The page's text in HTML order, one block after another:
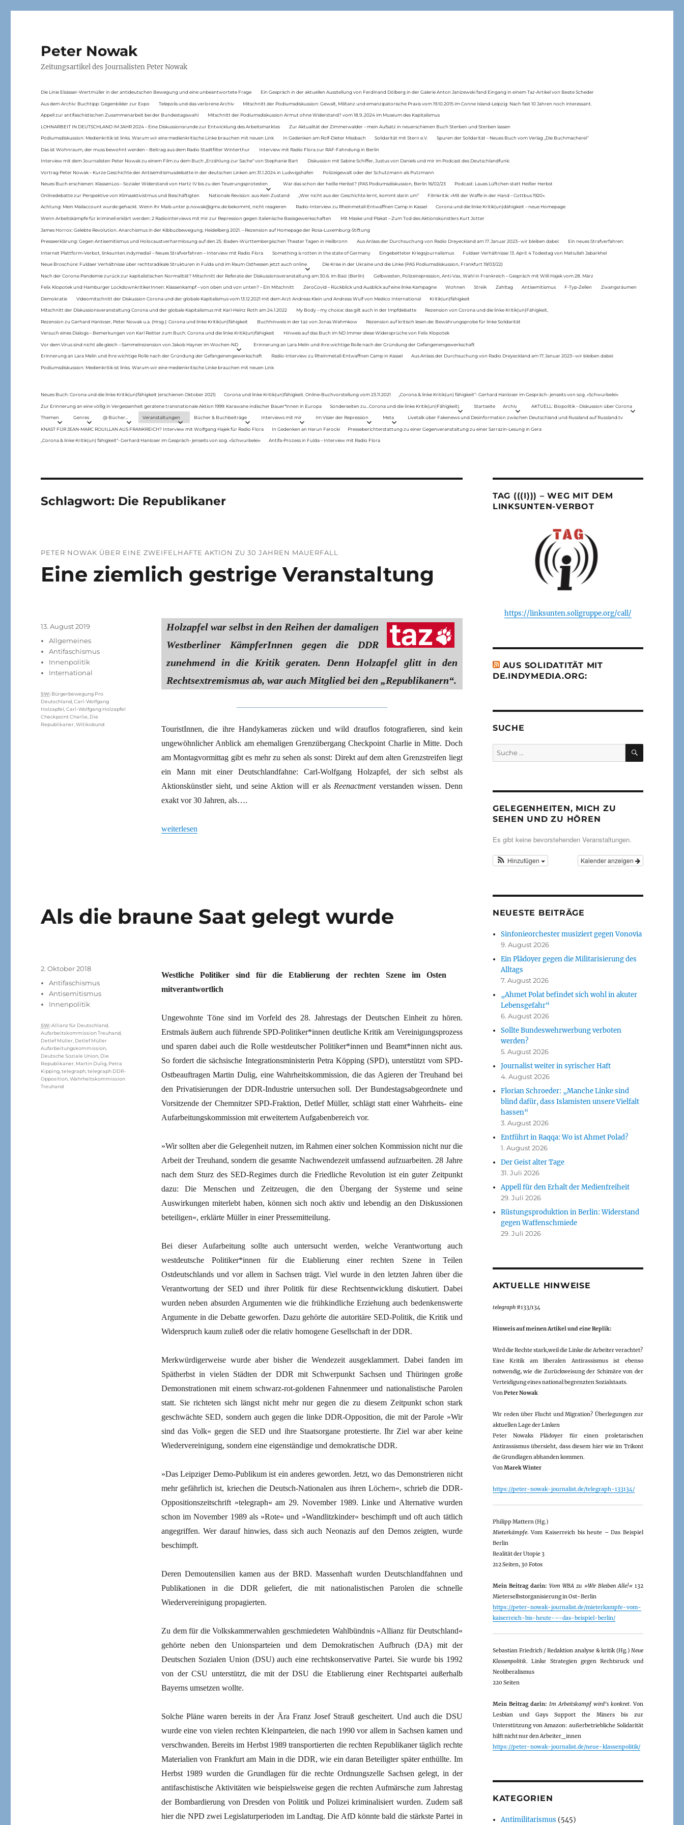
Peter Nowak
Zeitungsartikel des Journalisten Peter Nowak
Die Linie Elsässer-Wertmüller in der antideutschen Bewegung und eine unbeantwortete Frage Ein Gespräch in der aktuellen Ausstellung von Ferdinand Dölberg in der Galerie Anton Janizewski fand Eingang in einem Taz-Artikel von Beate Scheder
Aus dem Archiv: Buchtipp: Gegenbilder zur Expo Telepolis und das verlorene Archiv Mitschnitt der Podiumsdiskussion: Gewalt, Militanz und emanzipatorische Praxis vom 19.10.2015 im Conne Island-Leipzig: Nach fast 10 Jahren noch interessant.
Appell zur antifaschistischen Zusammenarbeit bei der Bundestagswahl Mitschnitt der Podiumsdiskussion Armut ohne Widerstand? vom 18.9..2024 im Museum des Kapitalismus
LOHNARBEIT IN DEUTSCHLAND IM JAHR 2024 – Eine Diskussionsrunde zur Entwicklung des Arbeitsmarktes Zur Aktualität der Zimmerwalder – mein Aufsatz in neuerschienen Buch Sterben und Sterben lassen
Podiumsdiskussion: Medienkritik ist links. Warum wir eine medienkritische Linke brauchen mit neuen Link In Gedenken am Rolf-Dieter Missbach Solidarität mit Stern e.V. Spuren der Solidarität – Neues Buch vom Verlag „Die Buchmacherei“
Das ist Wohnraum, der muss bewohnt werden – Beitrag aus dem Radio Stadtfilter Winterthur Interview mit Radio Flora zur RAF-Fahndung in Berlin
Interview mit dem Journalisten Peter Nowak zu einem Film zu dem Buch „Erzählung zur Sache“ von Stephanie Bart Diskussion mit Sabine Schiffer, Justus von Daniels und mir im Podcast des Deutschlandfunk:
Vortrag Peter Nowak – Kurze Geschichte der Antisemitismusdebatte in der deutschen Linken am 31.1.2024 in Ludwigshafen Polizeigewalt oder der Schutzmann als Putzmann
Neues Buch erschienen: KlassenLos – Sozialer Widerstand von Hartz IV bis zu den Teuerungsprotesten War das schon der heiße Herbst? (PAS Podiumsdiskussion, Berlin 16/02/23 Podcast: Laues Lüftchen statt Heißer Herbst
Onlinedebatte zur Perspektive von Klimaaktivistmus und Beschäftigten Nationale Revision: aus Kein Zustand „Wer nicht aus der Geschichte lernt, kommt darin um“ Filmkritik: »Mit der Waffe in der Hand – Cottbus 1920«.
Achtung: Mein Mailaccount wurde gehackt. Wenn ihr Mails unter p.nowak@gmx.de bekommt, nicht reagieren Radio-Interview zu Rheinmetall-Entwaffnen Camp in Kassel Corona und die linke Kritik(un)dähigkeit – neue Homepage
Wenn Arbeitskämpfe für kriminell erklärt werden: 2 Radiointerviews mit mir zur Repression gegen italienische Basisgewerkschaften Mit Maske und Plakat – Zum Tod des Aktionskünstlers Kurt Jotter
James Horrox: Gelebte Revolution. Anarchismus in der Kibbuzbewegung, Heidelberg 2021. – Rezension auf Homepage der Rosa-Luxemburg-Stiftung
Presseerklärung: Gegen Antisemitismus und Holocaustverharmlosung auf den 25. Baden-Württembergischen Theater Tagen in Heilbronn Aus Anlass der Durchsuchung von Radio Dreyeckland am 17.Januar 2023– wir bleiben dabei: Ein neues Strafverfahren:
Internet Plattform-Verbot, linksunten.indymedia1 – Neues Strafverfahren – Interview mit Radio Flora Something is rotten in the state of Germany Eingebetteter Kriegsjournalismus Fuldaer Verhältnisse: 13. April: 4 Todestag von Matiul­lah Jabarkhel
Neue Broschüre: Fuldaer Verhältnisse über rechtsradikale Strukturen in Fulda und im Raum Osthessen jetzt auch online Die Krise in der Ukraine und die Linke (PAS Podiumsdiskussion, Frankfurt 19/03/22)
Nach der Corona-Pandemie zurück zur kapitalistischen Normalität? Mitschnitt der Referate der Diskussionsveranstaltung am 30.6. im Baiz (Berlin) Gelbwesten, Polizeirepression, Anti-Vax, Wahl in Frankreich – Gespräch mit Willi Hajek vom 28. März
Felix Klopotek und Hamburger LockdownkritikerInnen: Klassenkampf – von oben und von unten? – Ein Mitschnitt ZeroCovid – Rückblick und Ausblick auf eine linke Kampagne Wohnen Streik Zahltag Antisemitismus F-Typ-Zellen Zwangsräumen
Demokratie Videomitschnitt der Diskussion Corona und der globale Kapitalismus vom 13.12.2021 mit dem Arzt Andreas Klein und Andreas Wulf von Medico International Kritik(un)fähigkeit
Mitschnitt der Diskussionsveranstaltung Corona und der globale Kapitalismus mit Karl-Heinz Roth am 24.1.2022 My Body – my choice: das gilt auch in der Impfdebatte Rezension von Corona und die linke Kritik(un)Fähigkeit,
Rezension zu Gerhard Hanloser, Peter Nowak u.a. (Hrsg.): Corona und linke Kritik(un)fähigkeit Buchhinweis in der taz von Jonas Wahmkow Rezension auf kritisch lesen.de: Bewährungsprobe für linke Solidarität
Versuch eines Dialogs – Bemerkungen von Karl Reitter zum Buch: Corona und die linke Kritik(un)fähigkeit Hinweis auf das Buch im ND Immer diese Widersprüche von Felix Klopotek
Vor dem Virus sind nicht alle gleich – Sammelrezension von Jakob Hayner im Wochen-ND Erinnerung an Lara Melin und ihre wichtige Rolle nach der Gründung der Gefangenengewerkschaft
Erinnerung an Lara Melin und ihre wichtige Rolle nach der Gründung der Gefangenengewerkschaft Radio-Interview zu Rheinmetall-Entwaffnen Camp in Kassel Aus Anlass der Durchsuchung von Radio Dreyeckland am 17.Januar 2023– wir bleiben dabei:
Podiumsdiskussion: Medienkritik ist links. Warum wir eine medienkritische Linke brauchen mit neuen Link
Neues Buch: Corona und die linke Kritik(un)fähigkeit (erschienen Oktober 2021) Corona und linke Kritik(un)fähigkeit. Online-Buchvorstellung vom 23.11.2021 „Corona & linke Kritik(un) fähigkeit“- Gerhard Hanloser im Gespräch- jenseits von sog. »Schwurbelei«
Zur Erinnerung an eine völlig in Vergessenheit geratene transnationale Aktion 1999: Karawane indischer Bauer*innen in Europa Sonderseiten zu…Corona und die linke Kritik(un)Fähigkeit). Startseite Archiv AKTUELL: Biopolitik – Diskussion über Corona
Themen Genres @ Bücher… Veranstaltungen Bücher & Buchbeiträge Interviews mit mir Im Visier der Repression Meta Livetalk über Fakenews und Desinformation zwischen Deutschland und Russland auf Russland.tv
KNAST FÜR JEAN-MARC ROUILLAN AUS FRANKREICH? Interview mit Wolfgang Hajek für Radio Flora In Gedenken an Harun Farocki Presseberichterstattung zu einer Gegenveranstaltung zu einer Sarrazin-Lesung in Gera
„Corona & linke Kritik(un) fähigkeit“- Gerhard Hanloser im Gespräch- jenseits von sog. »Schwurbelei« Antifa-Prozess in Fulda – Interview mit Radio Flora
Schlagwort: Die Republikaner
PETER NOWAK ÜBER EINE ZWEIFELHAFTE AKTION ZU 30 JAHREN MAUERFALL
Eine ziemlich gestrige Veranstaltung
Holzapfel war selbst in den Reihen der damaligen
Westberliner KämpferInnen gegen die DDR
zunehmend in die Kritik geraten. Denn Holzapfel glitt in den
Rechtsextremismus ab, war auch Mitglied bei den „Republikanern“.
TouristInnen, die ihre Handykameras zücken und wild drauflos fotografieren, sind kein
ungewöhnlicher Anblick am ehemaligen Grenzübergang Checkpoint Charlie in Mitte. Doch
am Montagvormittag gibt es mehr zu sehen als sonst: Direkt auf dem alten Grenzstreifen liegt
ein Mann mit einer Deutschlandfahne: Carl-Wolfgang Holzapfel, der sich selbst als
Aktionskünstler sieht, und seine Aktion will er als Reenactmentverstanden wissen. Denn
exakt vor 30 Jahren, als….
„Eine ziemlich gestrige Veranstaltung“
weiterlesen
Veröffentlicht
13. August 2019
Kategorien
Allgemeines
Antifaschismus
Innenpolitik
International
Schlagwörter
SW: Bürgerbewegung Pro
Deutschland ,Carl-Wolfgang
Holzapfel ,Carl-Wolfgang Holzapfel
Checkpoint Charlie Die
Republikaner ,Witikobund
Als die braune Saat gelegt wurde
Westliche Politiker sind für die Etablierung der rechten Szene im Osten
mitverantwortlich
Ungewohnte Töne sind im Vorfeld des 28. Jahrestags der Deutschen Einheit zu hören.
Erstmals äußern auch führende SPD-Politiker*innen deutliche Kritik am Vereinigungsprozess
und sparen dabei auch die Rolle westdeutscher Politiker*innen und Beamt*innen nicht aus.
So fordert die sächsische Integrationsministerin Petra Köpping (SPD), unterstützt vom SPD-
Ostbeauftragen Martin Dulig, eine Wahrheitskommission, die das Agieren der Treuhand bei
den Privatisierungen der DDR-Industrie untersuchen soll. Der Bundestagsabgeordnete und
Vorsitzende der Chemnitzer SPD-Fraktion, Detlef Müller, schlägt statt einer Wahrheits- eine
Aufarbeitungskommission mit erweitertem Aufgabenbereich vor.
»Wir sollten aber die Gelegenheit nutzen, im Rahmen einer solchen Kommission nicht nur die
Arbeit der Treuhand, sondern die gesamte Nachwendezeit umfassend aufzuarbeiten. 28 Jahre
nach dem Sturz des SED-Regimes durch die Friedliche Revolution ist ein guter Zeitpunkt
dazu: Die Menschen und Zeitzeugen, die den Übergang der Systeme und seine
Auswirkungen miterlebt haben, können sich noch aktiv und lebendig an den Diskussionen
beteiligen«, erklärte Müller in einer Pressemitteilung.
Bei dieser Aufarbeitung sollte auch untersucht werden, welche Verantwortung auch
westdeutsche Politiker*innen für die Etablierung einer rechten Szene in Teilen
Ostdeutschlands und vor allem in Sachsen trägt. Viel wurde in den letzten Jahren über die
Verantwortung der SED und ihrer Politik für diese Rechtsentwicklung diskutiert. Dabei
wurden neben absurden Argumenten wie die frühkindliche Erziehung auch bedenkenswerte
Argumente in die Debatte geworfen. Dazu gehörte die autoritäre SED-Politik, die Kritik und
Widerspruch kaum zuließ oder die relativ homogene Gesellschaft in der DDR.
Merkwürdigerweise wurde aber bisher die Wendezeit ausgeklammert. Dabei fanden im
Spätherbst in vielen Städten der DDR mit Schwerpunkt Sachsen und Thüringen große
Demonstrationen mit einem schwarz-rot-goldenen Fahnenmeer und nationalistische Parolen
statt. Sie richteten sich längst nicht mehr nur gegen die zu diesem Zeitpunkt schon stark
geschwächte SED, sondern auch gegen die linke DDR-Opposition, die mit der Parole »Wir
sind das Volk« gegen die SED und ihre Staatsorgane protestierte. Ihr Ziel war aber keine
Wiedervereinigung, sondern eine eigenständige und demokratische DDR.
»Das Leipziger Demo-Publikum ist ein anderes geworden. Jetzt, wo das Demonstrieren nicht
mehr gefährlich ist, kriechen die Deutsch-Nationalen aus ihren Löchern«, schrieb die DDR-
Oppositionszeitschrift »telegraph« am 29. November 1989. Linke und Alternative wurden
schon im November 1989 als »Rote« und »Wandlitzkinder« beschimpft und oft auch tätlich
angegriffen. Wer darauf hinwies, dass sich auch Neonazis auf den Demos zeigten, wurde
beschimpft.
Deren Demoutensilien kamen aus der BRD. Massenhaft wurden Deutschlandfahnen und
Publikationen in die DDR geliefert, die mit nationalistischen Parolen die schnelle
Wiedervereinigung propagierten.
Zu dem für die Volkskammerwahlen geschmiedeten Wahlbündnis »Allianz für Deutschland«
gehörte neben den Unionsparteien und dem Demokratischen Aufbruch (DA) mit der
Deutschen Sozialen Union (DSU) auch eine rechtskonservative Partei. Sie wurde bis 1992
von der CSU unterstützt, die mit der DSU die Etablierung einer Rechtspartei außerhalb
Bayerns umsetzen wollte.
Solche Pläne waren bereits in der Ära Franz Josef Strauß gescheitert. Und auch die DSU
wurde eine von vielen rechten Kleinparteien, die nach 1990 vor allem in Sachsen kamen und
verschwanden. Bereits im Herbst 1989 transportierten die rechten Republikaner täglich rechte
Materialien von Frankfurt am Main in die DDR, wie ein daran Beteiligter später enthüllte. Im
Herbst 1989 wurden die Grundlagen für die rechte Ordnungszelle Sachsen gelegt, in der
antifaschistische Aktivitäten wie beispielsweise gegen die rechten Aufmärsche zum Jahrestag
der Bombardierung von Dresden von Politik und Polizei kriminalisiert wurden. Zudem saß
hier die NPD zwei Legislaturperioden im Landtag. Die AfD könnte bald die stärkste Partei in
Veröffentlicht
2. Oktober 2018
Kategorien
Antifaschismus
Antisemitismus
Innenpolitik
Schlagwörter
SW:Allianz für Deutschland
Aufarbeitskommission Treuhand
Detlef Müller Detlef Müller
Aufarbeitungskommission
Deutsche Soziale Union Die
Republikaner Martin Dulig Petra
Kipping ,telegraph ,telegraph DDR-
Opposition ,Wahrheitskommission
Treuhand
TAG (((I))) – WEG MIT DEM
LINKSUNTEN-VERBOT
https://linksunten.soligruppe.org/call/
AUS SOLIDATITÄT MIT
DE.INDYMEDIA.ORG:
SUCHE
Suche
nach:
SUCHEN
GELEGENHEITEN, MICH ZU
SEHEN UND ZU HÖREN
Es gibt keine bevorstehenden Veranstaltungen.
Kalender anzeigen
Hinzufügen
NEUESTE BEITRÄGE
Sinfonieorchester musiziert gegen Vonovia
9. August 2026
Ein Plädoyer gegen die Militarisierung des
Alltags
7. August 2026
„Ahmet Polat befindet sich wohl in akuter
Lebensgefahr“
6. August 2026
Sollte Bundeswehrwerbung verboten
werden?
5. August 2026
Journalist weiter in syrischer Haft
4. August 2026
Florian Schroeder: „Manche Linke sind
blind dafür, dass Islamisten unsere Vielfalt
hassen“
3. August 2026
Entführt in Raqqa: Wo ist Ahmet Polad?
1. August 2026
Der Geist alter Tage
31. Juli 2026
Appell für den Erhalt der Medienfreiheit
29. Juli 2026
Rüstungsproduktion in Berlin: Widerstand
gegen Waffenschmiede
29. Juli 2026
AKTUELLE HINWEISE
telegraph#133/134
Hinweis auf meinen Artikel und eine Replik:
Wird die Rechte stark,weil die Linke die Arbeiter verachtet?
Eine Kritik am liberalen Antirassismus ist ebenso
notwendig, wie die Zurückweisung der Schimäre von der
Verteidigung eines national begrenzten Sozialstaats.
VonPeter Nowak
Wir reden über Flucht und Migration? Überlegungen zur
aktuellen Lage der Linken
Peter Nowaks Plädoyer für einen proletarischen
Antirassismus übersieht, dass diesem hier wie im Trikont
die Grundlagen abhanden kommen.
VonMarek Winter
https://peter-nowak-journalist.de/telegraph-133134/
Philipp Mattern (Hg.)
Mieterkämpfe. Vom Kaiserreich bis heute – Das Beispiel
Berlin
Realität der Utopie 3
212 Seiten, 30 Fotos
Mein Beitrag darin: Vom WBA zu »Wir Bleiben Alle!«132
Mieterselbstorganisierung in Ost-Berlin
https://peter-nowak-journalist.de/mieterkampfe-vom-
kaiserreich-bis-heute-–-das-beispiel-berlin/
Sebastian Friedrich / Redaktion analyse & kritik (Hg.) Neue
Klassenpolitik. Linke Strategien gegen Rechtsruck und
Neoliberalismus
220 Seiten
Mein Beitrag darin: Im Arbeitskampf wird’s konkret. Von
Lesbian und Gays Support the Miners bis zur
Unterstützung von Amazon: außerbetriebliche Solidarität
hilft nicht nur den Arbeiter_innen
https://peter-nowak-journalist.de/neue-klassenpolitik/
KATEGORIEN
Antimilitarismus (545)